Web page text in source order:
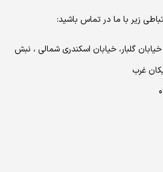
زیر با ما در تماس باشید:
گلبار، خیابان اسکندری شمالی ، نبش
غرب